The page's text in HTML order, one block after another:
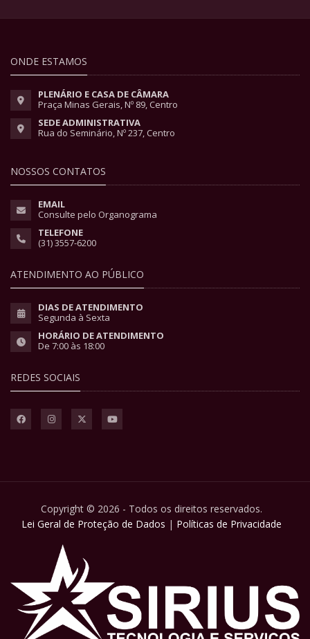
ONDE ESTAMOS
PLENÁRIO E CASA DE CÂMARA
Praça Minas Gerais, Nº 89, Centro
SEDE ADMINISTRATIVA
Rua do Seminário, Nº 237, Centro
NOSSOS CONTATOS
EMAIL
Consulte pelo Organograma
TELEFONE
(31) 3557-6200
ATENDIMENTO AO PÚBLICO
DIAS DE ATENDIMENTO
Segunda à Sexta
HORÁRIO DE ATENDIMENTO
De 7:00 às 18:00
REDES SOCIAIS
Copyright © 2026 - Todos os direitos reservados.
Lei Geral de Proteção de Dados | Políticas de Privacidade